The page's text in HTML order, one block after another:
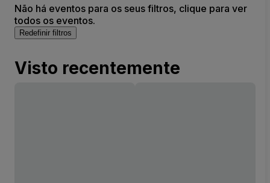
Não há eventos para os seus filtros, clique para ver
todos os eventos.
Redefinir filtros
Visto recentemente